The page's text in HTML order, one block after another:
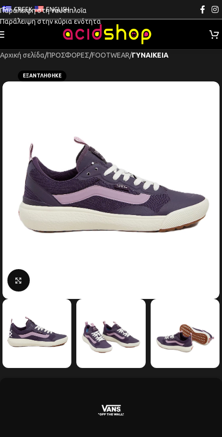
Παράλειψη στη ναυσιπλοΐα
Παράλειψη στην κύρια ενότητα
GREEK ENGLISH
Αρχική σελίδα ΠΡΟΣΦΟΡΕΣ FOOTWEAR ΓΥΝΑΙΚΕΙΑ
ΕΞΑΝΤΛΉΘΗΚΕ
Κάντε κλικ για μεγέθυνση